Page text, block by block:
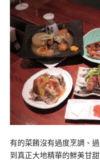
有的菜餚沒有過度烹調、
到真正大地精華的鮮美甘